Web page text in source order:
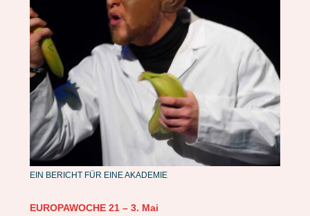
EIN BERICHT FÜR EINE AKADEMIE
EUROPAWOCHE 21 – 3. Mai